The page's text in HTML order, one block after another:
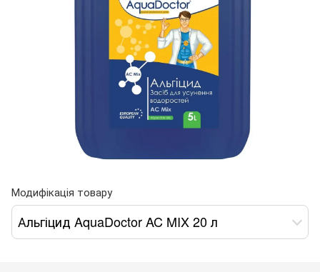
Модифікація товару
Альгіцид AquaDoctor AC MIX 20 л